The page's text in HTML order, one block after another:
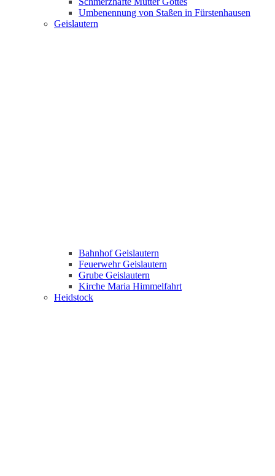
Umbenennung von Staßen in Fürstenhausen
Geislautern
Bahnhof Geislautern
Feuerwehr Geislautern
Grube Geislautern
Kirche Maria Himmelfahrt
Heidstock